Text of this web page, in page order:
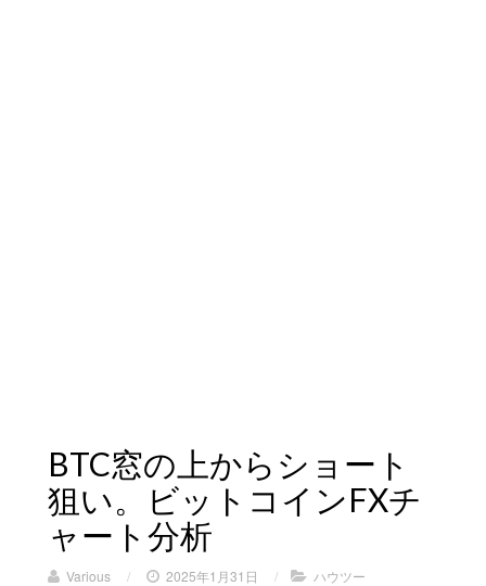
BTC窓の上からショート
狙い。ビットコインFXチ
ャート分析
Various / 2025年1月31日 / ハウツー